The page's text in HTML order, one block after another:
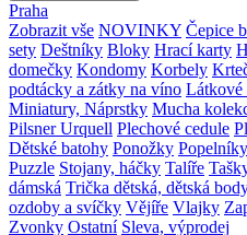
Praha
Zobrazit vše NOVINKY Čepice
sety Deštníky Bloky Hrací karty
domečky Kondomy Korbely
podtácky a zátky na víno Látkové
Miniatury, Náprstky Mucha
Pilsner Urquell Plechové cedule
Dětské batohy Ponožky Popelníky
Puzzle Stojany, háčky Talíře
dámská Trička dětská, dětská
ozdoby a svíčky Vějíře Vlajky
Zvonky Ostatní Sleva, výprodej